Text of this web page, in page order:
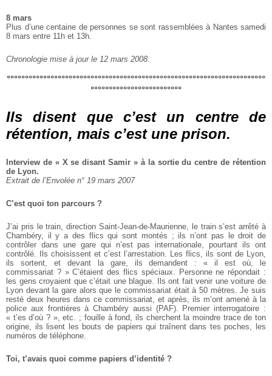
8 mars
Plus d’une centaine de personnes se sont rassemblées à Nantes samedi
8 mars entre 11h et 13h.
Chronologie mise à jour le 12 mars 2008.
°°°°°°°°°°°°°°°°°°°°°°°°°°°°°°°°°°°°°°°°°°°°°°°°°°°°°°°°°°°°°°°°°°°°°°°
°°°°°°°°°°°°°°°°°°°°°°°°°
Ils disent que c’est un centre de
rétention, mais c’est une prison.
Interview de « X se disant Samir » à la sortie du centre de rétention
de Lyon.
Extrait de l’Envolée n° 19 mars 2007
C’est quoi ton parcours ?
J’ai pris le train, direction Saint-Jean-de-Maurienne, le train s’est arrêté à
Chambéry, il y a des flics qui sont montés ; ils n’ont pas le droit de
contrôler dans une gare qui n’est pas internationale, pourtant ils ont
contrôlé. Ils choisissent et c’est l’arrestation. Les flics, ils sont de Lyon,
ils sortent, et devant la gare, ils demandent : « il est où, le
commissariat ? » C’étaient des flics spéciaux. Personne ne répondait :
les gens croyaient que c’était une blague. Ils ont fait venir une voiture de
Lyon devant la gare alors que le commissariat était à 50 mètres. Je suis
resté deux heures dans ce commissariat, et après, ils m’ont amené à la
police aux frontières à Chambéry aussi (PAF). Premier interrogatoire :
« t’es d’où ? », etc. ; fouille à fond, ils cherchent la moindre trace de ton
origine, ils lisent les bouts de papiers qui traînent dans tes poches, les
numéros de téléphone.
Toi, t’avais quoi comme papiers d’identité ?